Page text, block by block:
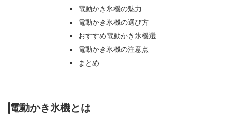
電動かき氷機の魅力
電動かき氷機の選び方
おすすめ電動かき氷機選
電動かき氷機の注意点
まとめ
電動かき氷機とは